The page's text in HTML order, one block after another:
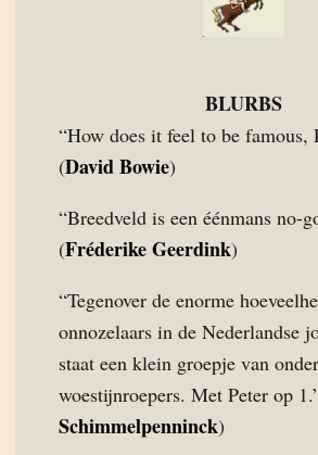
BLURBS
“How does it feel to be famous,
(David Bowie)
“Breedveld is een éénmans no-
(Fréderike Geerdink)
“Tegenover de enorme
onnozelaars in de Nederlandse
staat een klein groepje van
woestijnroepers. Met Peter op
Schimmelpenninck)